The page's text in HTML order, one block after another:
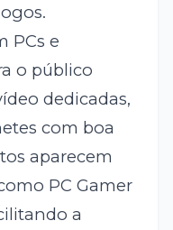
PCs e
o público
dedicadas,
com boa
aparecem
PC Gamer
a